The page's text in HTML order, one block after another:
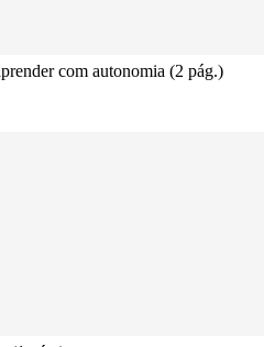
com autonomia (2 pág.)